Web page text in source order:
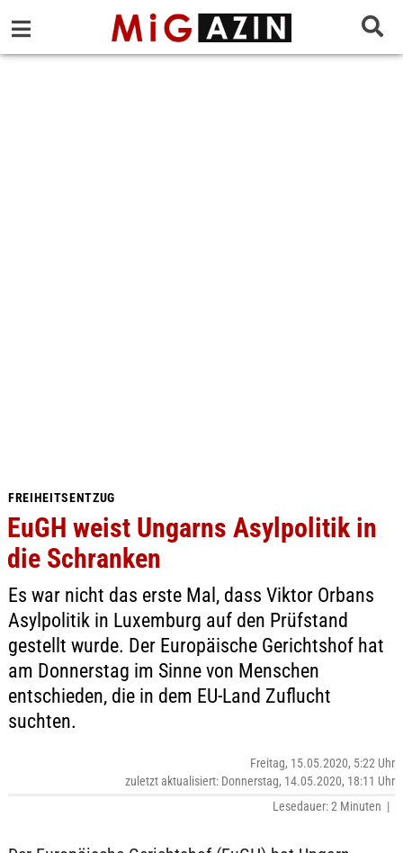
FREIHEITSENTZUG
EuGH weist Ungarns Asylpolitik in
die Schranken
Es war nicht das erste Mal, dass Viktor Orbans
Asylpolitik in Luxemburg auf den Prüfstand
gestellt wurde. Der Europäische Gerichtshof hat
am Donnerstag im Sinne von Menschen
entschieden, die in dem EU-Land Zuflucht
suchten.
Freitag, 15.05.2020, 5:22 Uhr
zuletzt aktualisiert: Donnerstag, 14.05.2020, 18:11 Uhr
Lesedauer: 2 Minuten |